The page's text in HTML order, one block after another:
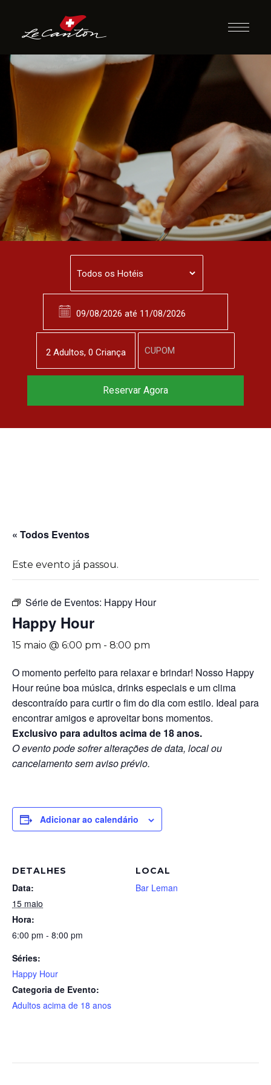
Happy Hour
« Todos Eventos
Este evento já passou.
Série de Eventos: Happy Hour
Happy Hour
15 maio @ 6:00 pm - 8:00 pm
O momento perfeito para relaxar e brindar! Nosso Happy
Hour reúne boa música, drinks especiais e um clima
descontraído para curtir o fim do dia com estilo. Ideal para
encontrar amigos e aproveitar bons momentos.
Exclusivo para adultos acima de 18 anos.
O evento pode sofrer alterações de data, local ou
cancelamento sem aviso prévio.
Adicionar ao calendário
DETALHES
Data:
15 maio
Hora:
6:00 pm - 8:00 pm
Séries:
Happy Hour
Categoria de Evento:
Adultos acima de 18 anos
LOCAL
Bar Leman
2 Adultos, 0 Criança
Reservar Agora